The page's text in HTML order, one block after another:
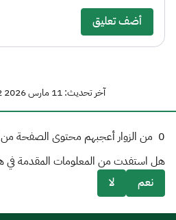
أضف تعليق
آخر تحديث: 11 مارس 2026 04:12 م المملكة العربية السعودية
0 من الزوار أعجبهم محتوى الصفحة
هل استفدت من المعلومات المقدمة
نعم
لا